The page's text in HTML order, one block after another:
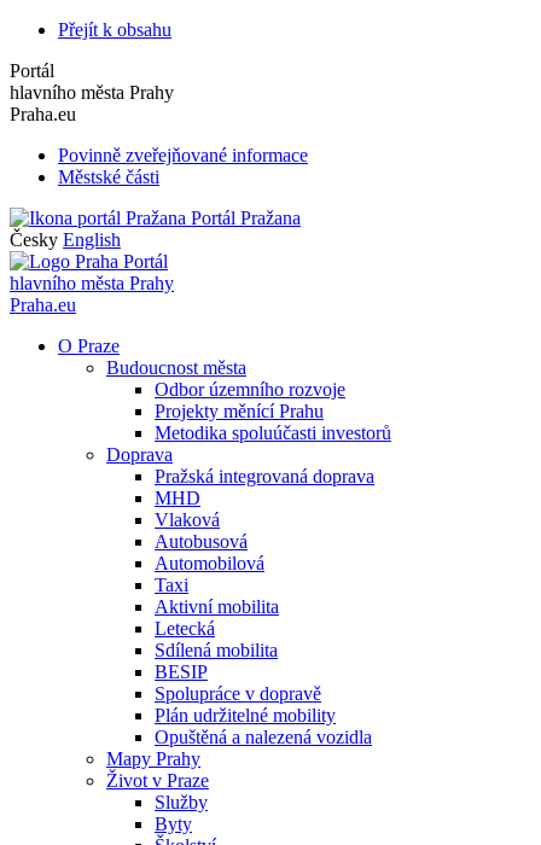
Přejít k obsahu
Portál
hlavního města Prahy
Praha.eu
Povinně zveřejňované informace
Městské části
Portál Pražana
Česky English
Portál
hlavního města Prahy
Praha.eu
O Praze
Budoucnost města
Odbor územního rozvoje
Projekty měnící Prahu
Metodika spoluúčasti investorů
Doprava
Pražská integrovaná doprava
MHD
Vlaková
Autobusová
Automobilová
Taxi
Aktivní mobilita
Letecká
Sdílená mobilita
BESIP
Spolupráce v dopravě
Plán udržitelné mobility
Opuštěná a nalezená vozidla
Mapy Prahy
Život v Praze
Služby
Byty